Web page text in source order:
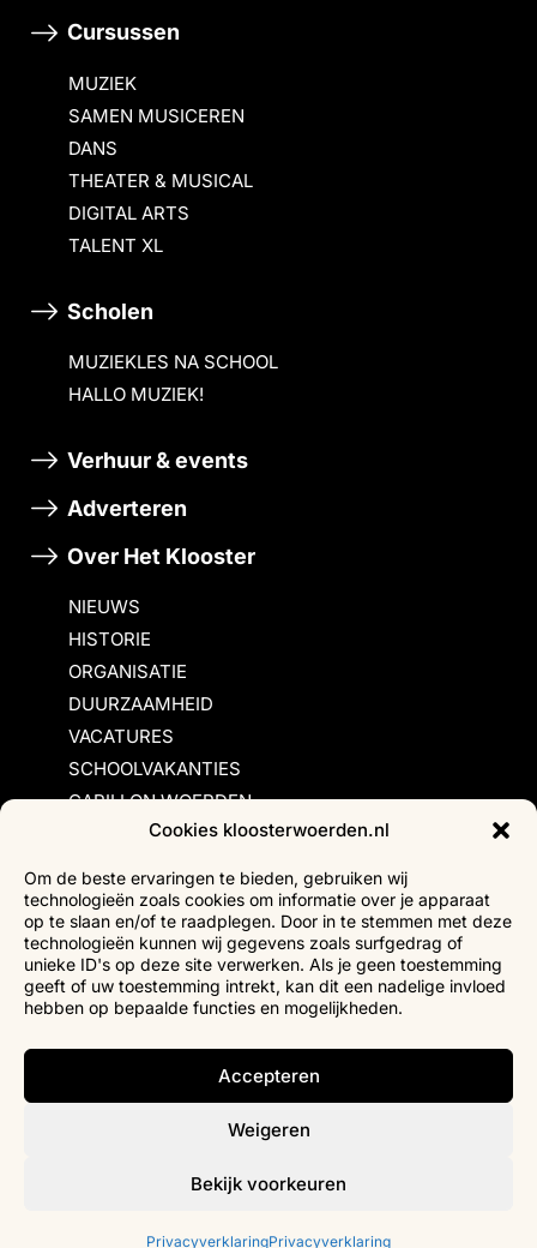
Cookies kloosterwoerden.nl
Om de beste ervaringen te bieden, gebruiken wij
technologieën zoals cookies om informatie over je apparaat
op te slaan en/of te raadplegen. Door in te stemmen met deze
technologieën kunnen wij gegevens zoals surfgedrag of
unieke ID's op deze site verwerken. Als je geen toestemming
geeft of uw toestemming intrekt, kan dit een nadelige invloed
hebben op bepaalde functies en mogelijkheden.
Accepteren
Weigeren
Bekijk voorkeuren
PrivacyverklaringPrivacyverklaring
Cursussen
MUZIEK
SAMEN MUSICEREN
DANS
THEATER & MUSICAL
DIGITAL ARTS
TALENT XL
Scholen
MUZIEKLES NA SCHOOL
HALLO MUZIEK!
Verhuur & events
Adverteren
Over Het Klooster
NIEUWS
HISTORIE
ORGANISATIE
DUURZAAMHEID
VACATURES
SCHOOLVAKANTIES
CARILLON WOERDEN
Inschrijvingsvoorwaarden
Bezoekersvoorwaarden
Huurvoorwaarden
Privacyverklaring
Ticketverkoop